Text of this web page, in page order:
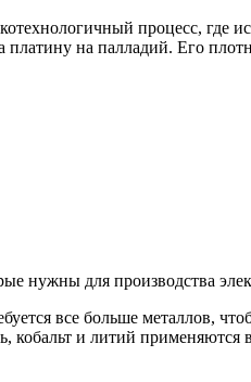
процесс, где
на палладий. Его
нужны для производства
все больше металлов,
кобальт и литий